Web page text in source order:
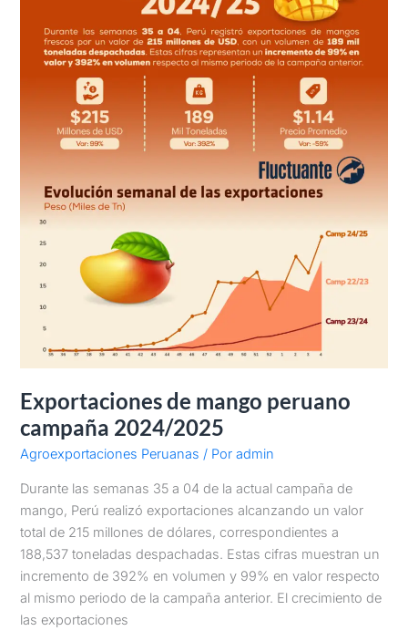
Exportaciones de mango peruano
campaña 2024/2025
Agroexportaciones Peruanas / Poradmin
Durante las semanas 35 a 04 de la actual campaña de
mango, Perú realizó exportaciones alcanzando un valor
total de 215 millones de dólares, correspondientes a
188,537 toneladas despachadas. Estas cifras muestran un
incremento de 392% en volumen y 99% en valor respecto
al mismo periodo de la campaña anterior. El crecimiento de
las exportaciones
2024/2025